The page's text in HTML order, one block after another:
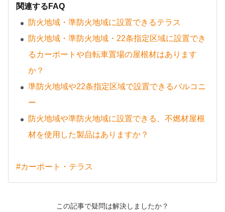
関連するFAQ
防火地域・準防火地域に設置できるテラス
防火地域・準防火地域・22条指定区域に設置でき
るカーポートや自転車置場の屋根材はあります
か？
準防火地域や22条指定区域で設置できるバルコニ
ー
防火地域や準防火地域に設置できる、不燃材屋根
材を使用した製品はありますか？
#カーポート・テラス
この記事で疑問は解決しましたか？